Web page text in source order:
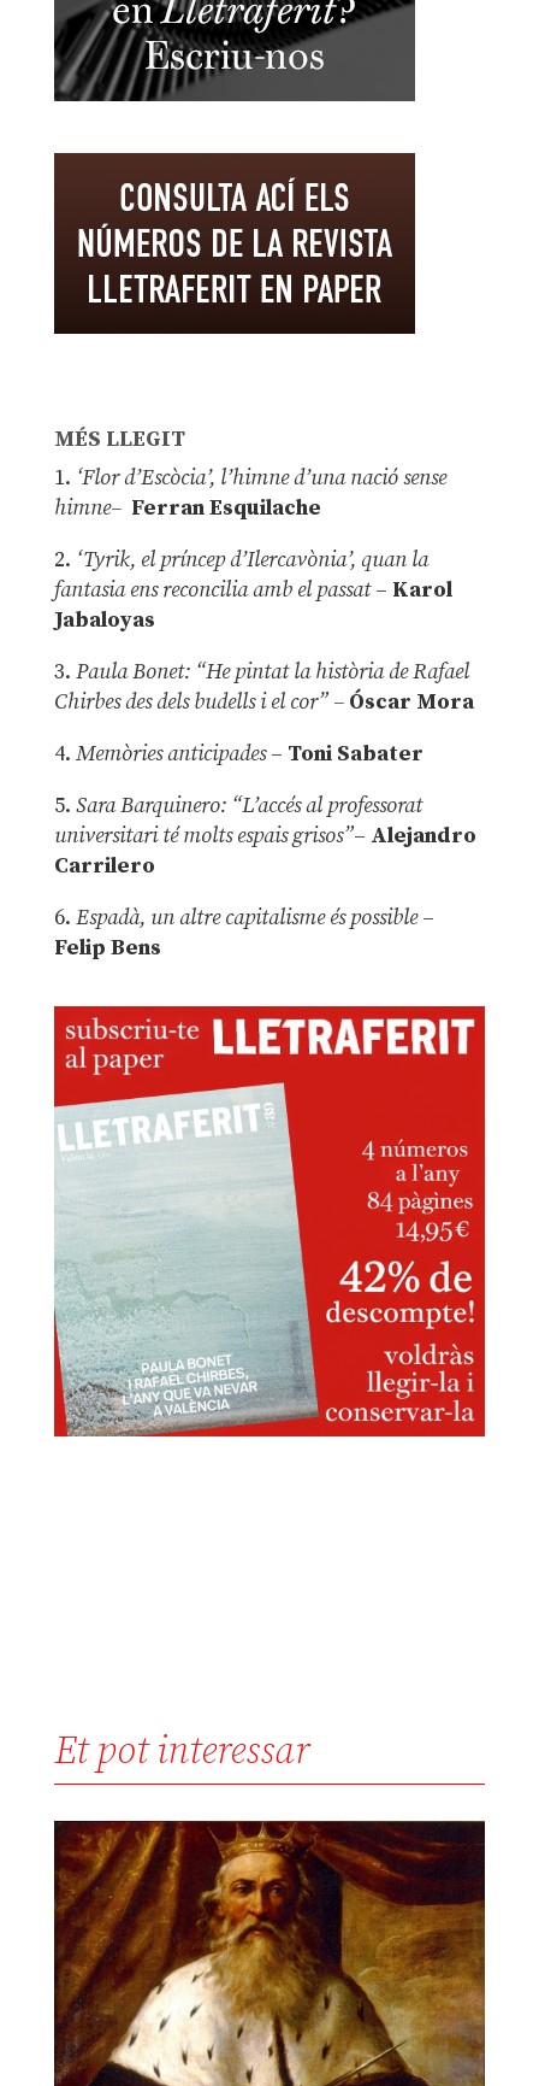
MÉS LLEGIT
1. ‘Flor d’Escòcia’, l’himne d’una nació sense
himne– Ferran Esquilache
2. ‘Tyrik, el príncep d’Ilercavònia’, quan la
fantasia ens reconcilia amb el passat– Karol
Jabaloyas
3. Paula Bonet: “He pintat la història de Rafael
Chirbes des dels budells i el cor” –Óscar Mora
4. Memòries anticipades– Toni Sabater
5. Sara Barquinero: “L’accés al professorat
universitari té molts espais grisos”– Alejandro
Carrilero
6. Espadà, un altre capitalisme és possible –
Felip Bens
Et pot interessar